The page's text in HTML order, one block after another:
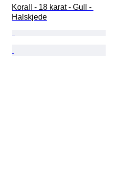
Korall - 18 karat - Gull -
Halskjede